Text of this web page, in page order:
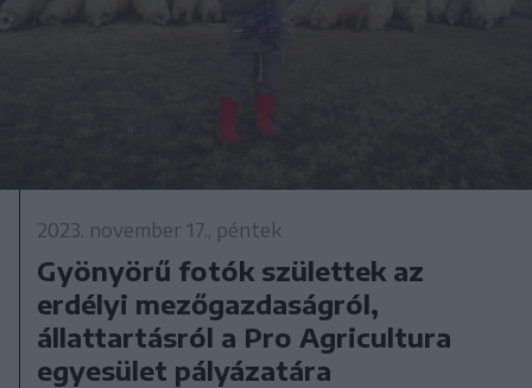
2023. november 17., péntek
Gyönyörű fotók születtek az
erdélyi mezőgazdaságról,
állattartásról a Pro Agricultura
egyesület pályázatára